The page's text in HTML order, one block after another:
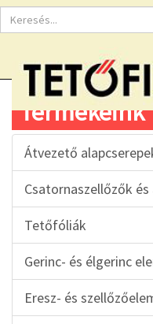
Termékeink
Átvezető
Csatornaszellőzők
Tetőfóliák
Gerinc- és élgerinc
Eresz- és